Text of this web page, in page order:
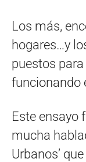
Los más,
hogares…y
puestos
funcionando
Este ensayo
mucha
Urbanos’